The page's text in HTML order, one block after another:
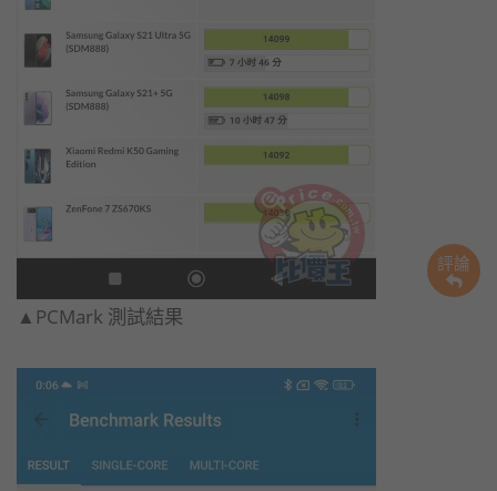
評論
▲PCMark 測試結果